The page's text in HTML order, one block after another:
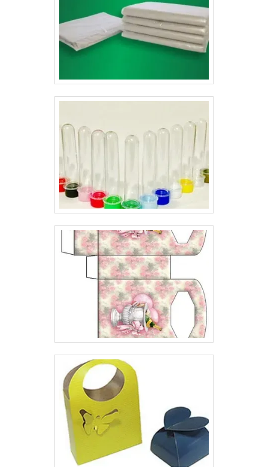
solapa personalizada preço justo oferecida pela Gráfica
Lyons traz diversos benefícios para as empresas,
alguns deles estão relacionados ao fato de atrair mais
clientes e, consequentemente, aumentar a
e também passar mais confiança e profissionalismo aos
clientes. .